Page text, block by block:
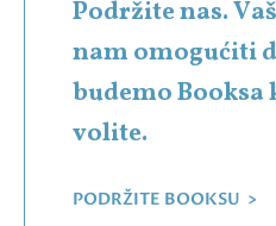
Podržite nas.
nam omogućiti
budemo
volite.
PODRŽITE BOOKSU >